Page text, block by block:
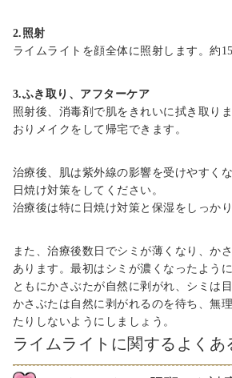
2.照射
ライムライトを顔全体に照射します。約
3.ふき取り、アフターケア
照射後、消毒剤で肌をきれいに拭き取り
おりメイクをして帰宅できます。
治療後、肌は紫外線の影響を受けやすく
日焼け対策をしてください。
治療後は特に日焼け対策と保湿をしっか
また、治療後数日でシミが薄くなり、か
あります。最初はシミが濃くなったよう
ともにかさぶたが自然に剥がれ、シミは
かさぶたは自然に剥がれるのを待ち、無
たりしないようにしましょう。
ライムライトに関するよくあ